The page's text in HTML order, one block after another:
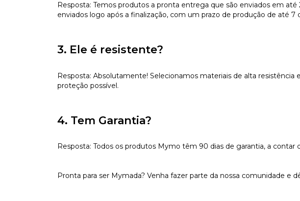
Resposta: Temos produtos a pronta entrega que são enviados em
enviados logo após a finalização, com um prazo de produção de até 7
3. Ele é resistente?
Resposta: Absolutamente! Selecionamos materiais de alta
proteção possível.
4. Tem Garantia?
Resposta: Todos os produtos Mymo têm 90 dias de garantia, a
Pronta para ser Mymada? Venha fazer parte da nossa comunidade e